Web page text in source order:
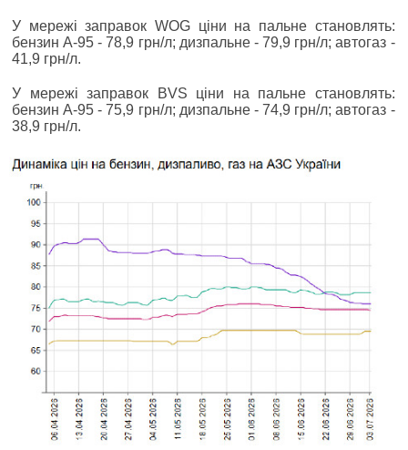
У мережі заправок WOG ціни на пальне становлять:
бензин А-95 - 78,9 грн/л; дизпальне - 79,9 грн/л; автогаз -
41,9 грн/л.
У мережі заправок BVS ціни на пальне становлять:
бензин А-95 - 75,9 грн/л; дизпальне - 74,9 грн/л; автогаз -
38,9 грн/л.